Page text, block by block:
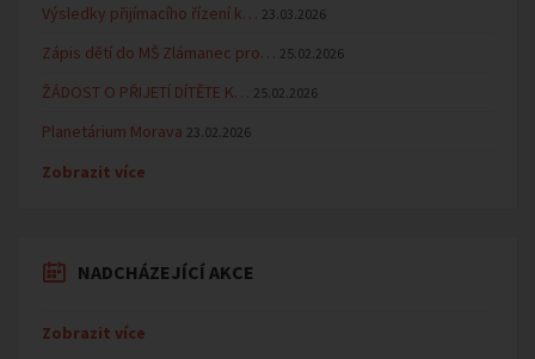
Výsledky přijímacího řízení k… 23.03.2026
Zápis dětí do MŠ Zlámanec pro… 25.02.2026
ŽÁDOST O PŘIJETÍ DÍTĚTE K… 25.02.2026
Planetárium Morava 23.02.2026
Zobrazit více
NADCHÁZEJÍCÍ AKCE
Zobrazit více